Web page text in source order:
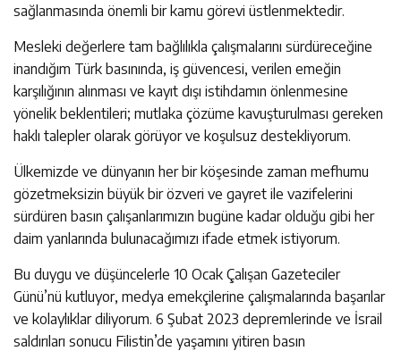
sağlanmasında önemli bir kamu görevi üstlenmektedir.
Mesleki değerlere tam bağlılıkla çalışmalarını sürdüreceğine
inandığım Türk basınında, iş güvencesi, verilen emeğin
karşılığının alınması ve kayıt dışı istihdamın önlenmesine
yönelik beklentileri; mutlaka çözüme kavuşturulması gereken
haklı talepler olarak görüyor ve koşulsuz destekliyorum.
Ülkemizde ve dünyanın her bir köşesinde zaman mefhumu
gözetmeksizin büyük bir özveri ve gayret ile vazifelerini
sürdüren basın çalışanlarımızın bugüne kadar olduğu gibi her
daim yanlarında bulunacağımızı ifade etmek istiyorum.
Bu duygu ve düşüncelerle 10 Ocak Çalışan Gazeteciler
Günü’nü kutluyor, medya emekçilerine çalışmalarında başarılar
ve kolaylıklar diliyorum. 6 Şubat 2023 depremlerinde ve İsrail
saldırıları sonucu Filistin’de yaşamını yitiren basın